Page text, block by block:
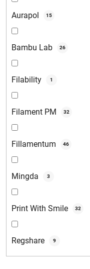
Aurapol 15
Bambu Lab 26
Filability 1
Filament PM 32
Fillamentum 46
Mingda 3
Print With Smile 32
Regshare 9